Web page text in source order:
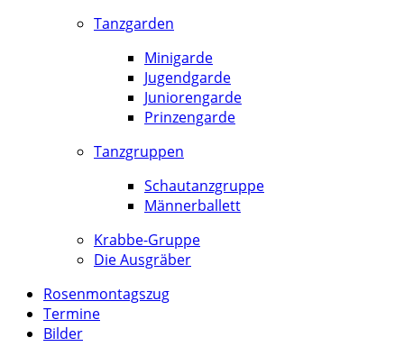
Tanzgarden
Minigarde
Jugendgarde
Juniorengarde
Prinzengarde
Tanzgruppen
Schautanzgruppe
Männerballett
Krabbe-Gruppe
Die Ausgräber
Rosenmontagszug
Termine
Bilder